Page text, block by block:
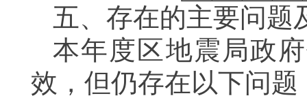
五、存在的主要问题
本年度区地震局政
效，但仍存在以下问题